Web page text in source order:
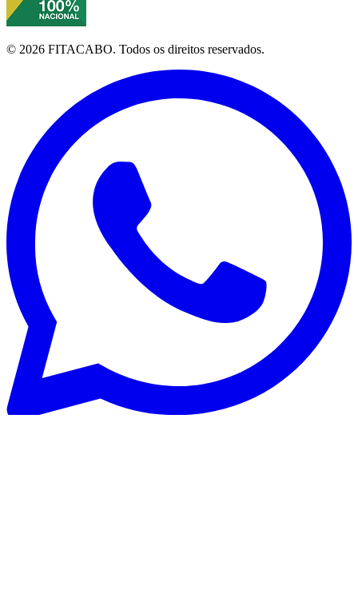
© 2026 FITACABO. Todos os direitos reservados.